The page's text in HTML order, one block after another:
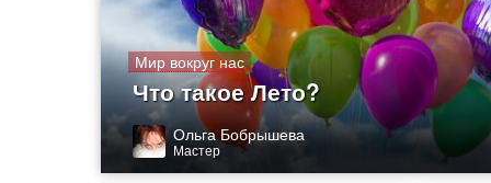
Мир вокруг нас
Что такое Лето?
Ольга Бобрышева
Мастер